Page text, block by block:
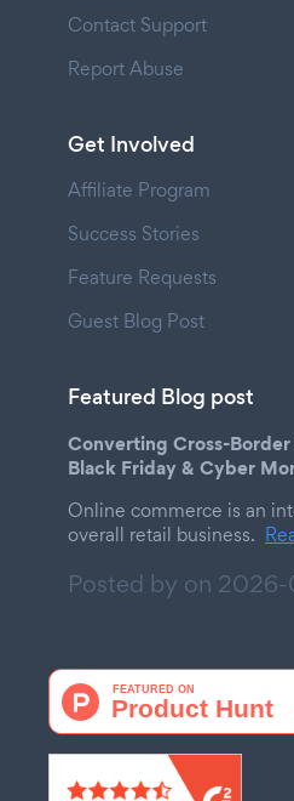
Contact Support
Report Abuse
Get Involved
Affiliate Program
Success Stories
Feature Requests
Guest Blog Post
Featured Blog post
Converting Cross-
Black Friday & Cyber
Online commerce is an
overall retail business.
Posted by on